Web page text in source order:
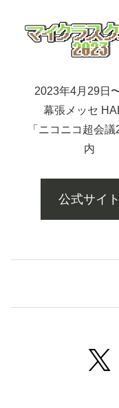
2023年4月29日
幕張メッセ
「ニコニコ超会議
内
公式サイト